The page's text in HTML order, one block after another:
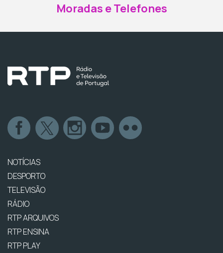
Moradas e Telefones
NOTÍCIAS
DESPORTO
TELEVISÃO
RÁDIO
RTP ARQUIVOS
RTP ENSINA
RTP PLAY